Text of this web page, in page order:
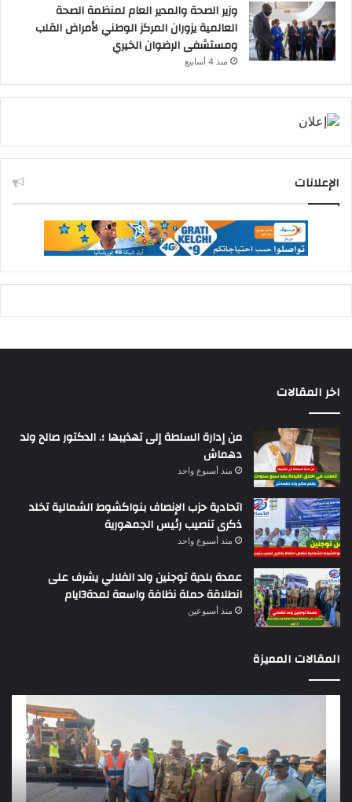
وزير الصحة والمدير العام لمنظمة الصحة
العالمية يزوران المركز الوطني لأمراض القلب
ومستشفى الرضوان الخيري
منذ 4 أسابيع
الإعلانات
اخر المقالات
من إدارة السلطة إلى تهذيبها ؛. الدكتور صالح ولد
دهماش
منذ أسبوع واحد
اتحادية حزب الإنصاف بنواكشوط الشمالية تخلد
ذكرى تنصيب رئيس الجمهورية
منذ أسبوع واحد
عمدة بلدية توجنين ولد الفلالي يشرف على
انطلاقة حملة نظافة واسعة لمدة3ايام
منذ أسبوعين
المقالات المميزة
ضعف
الرقابة
عن